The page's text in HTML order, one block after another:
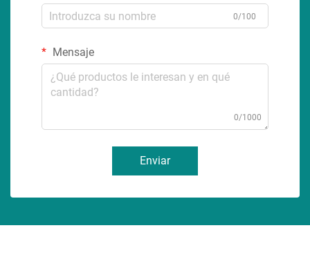
0/100
Mensaje
0/1000
Enviar